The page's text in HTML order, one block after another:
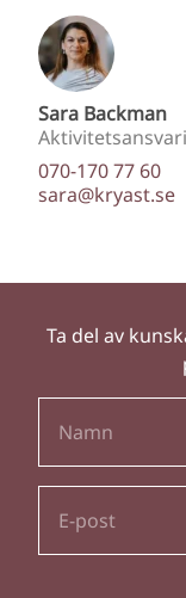
Sara Backman
070-170 77 60
sara@kryast.se
Ta del av